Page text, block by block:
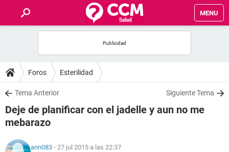
MENU
FOROS
SALUD
FAMILIA
NUTRICIÓN
Foros Esterilidad
Tema Anterior Siguiente Tema
Deje de planificar con el jadelle y aun no me
mebarazo
ann083 - 27 jul 2015 a las 22:37